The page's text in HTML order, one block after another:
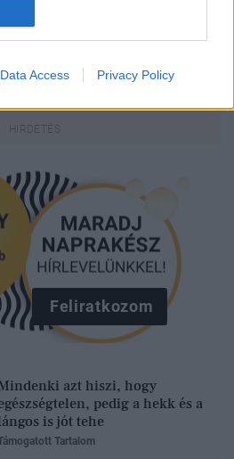
Data Access Privacy Policy
cikkeit aGoogle hírekbenis!
Feliratkozom
azt hiszi, hogy
pedig a hekk és a
is jót tehe
Tartalom